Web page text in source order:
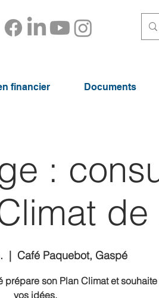
financier Documents
:
de
  |
Café Paquebot, Gaspé
prépare son Plan Climat et
vos idées.